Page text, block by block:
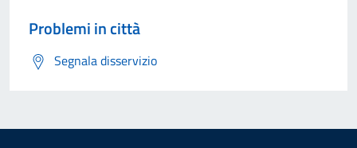
Problemi in città
Segnala disservizio